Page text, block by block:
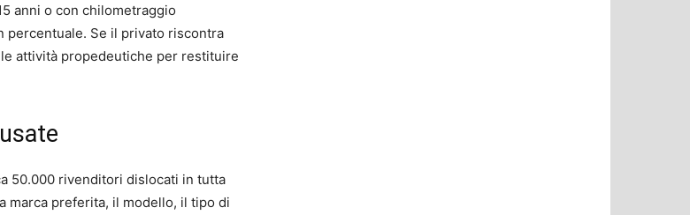
anni o con chilometraggio
percentuale. Se il privato riscontra
attività propedeutiche per restituire
50.000 rivenditori dislocati in tutta
marca preferita, il modello, il tipo di